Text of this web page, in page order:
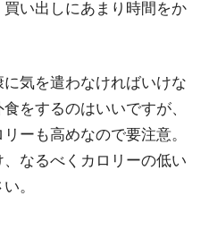
い出しにあまり時間をか
気を遣わなければいけな
をするのはいいですが、
ーも高めなので要注意。
なるべくカロリーの低い
。